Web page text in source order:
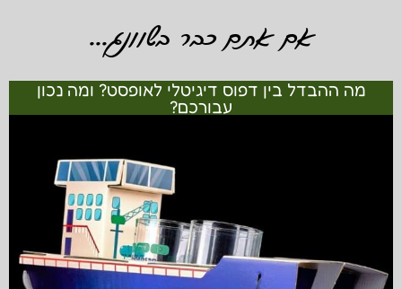
אם אתם כבר בשוונג...
מה ההבדל בין דפוס דיגיטלי לאופסט? ומה נכון
עבורכם?